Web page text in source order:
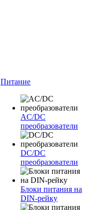
Питание
AC/DC
преобразователи
DC/DC
преобразователи
Блоки питания на
DIN-рейку